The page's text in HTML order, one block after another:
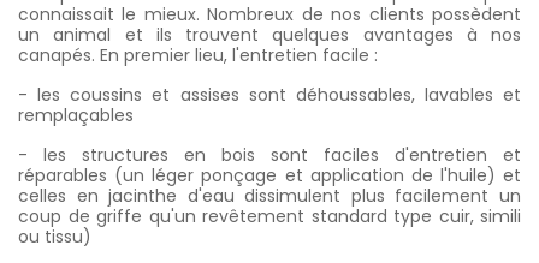
connaissait le mieux. Nombreux de nos clients possèdent
un animal et ils trouvent quelques avantages à nos
canapés. En premier lieu, l'entretien facile :
- les coussins et assises sont déhoussables, lavables et
remplaçables
- les structures en bois sont faciles d'entretien et
réparables (un léger ponçage et application de l'huile) et
celles en jacinthe d'eau dissimulent plus facilement un
coup de griffe qu'un revêtement standard type cuir, simili
ou tissu)